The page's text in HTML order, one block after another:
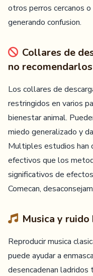
otros perros cercanos
generando confusion.
Collares de
no recomendarlos
Los collares de
restringidos en varios
bienestar animal.
miedo generalizado y
Multiples estudios han
efectivos que los
significativos de
Comecan,
Musica y ruido
Reproducir musica
puede ayudar a
desencadenan